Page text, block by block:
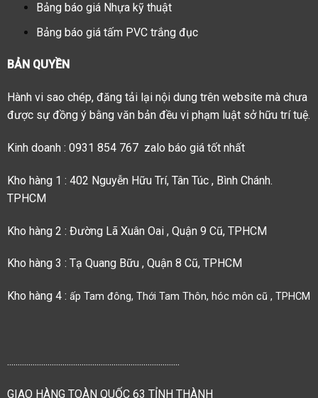
Bảng báo giá Nhựa kỹ thuật
Bảng báo giá tấm PVC trắng đục
BẢN QUYỀN
Hành vi sao chép, đăng tải lại nội dung trên website mà chưa
được sự đồng ý bằng văn bản đều vi phạm luật sở hữu trí tuệ.
Kinh doanh : 0931 854 767 zalo báo giá tốt nhất
Kho hàng 1 : 402 Nguyễn Hữu Trí, Tân Túc , Bình Chánh.
TPHCM
Kho hàng 2 : Đường Lã Xuân Oai , Quận 9 Cũ, TPHCM
Kho hàng 3 : Tạ Quang Bữu , Quận 8 Cũ, TPHCM
Kho hàng 4 : ấp Tam đông, Thới Tam Thôn, hóc môn cũ , TPHCM
.................................................................................
GIAO HÀNG TOÀN QUỐC 63 TỈNH THÀNH